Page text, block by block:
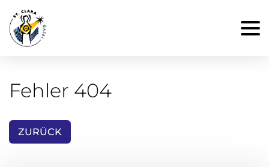
Fehler 404
ZURÜCK